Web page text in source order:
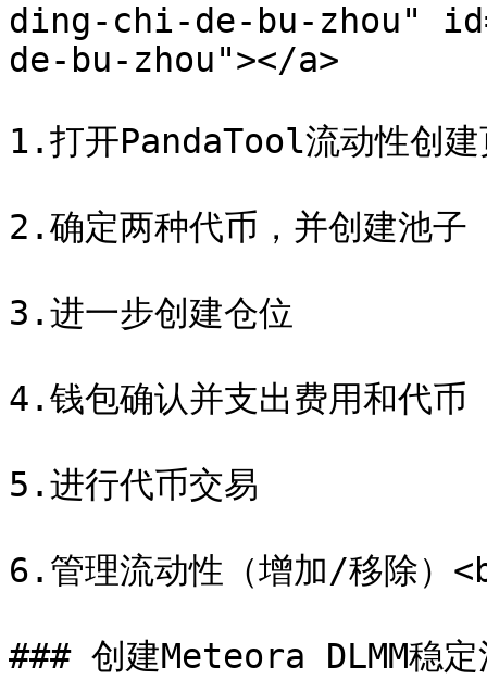
ding-chi-de-bu-zhou"
de-bu-zhou"></a>
1.打开PandaTool流动性创建
2.确定两种代币，并创建池子
3.进一步创建仓位
4.钱包确认并支出费用和代币
5.进行代币交易
6.管理流动性（增加/移除）
### 创建Meteora DLMM稳